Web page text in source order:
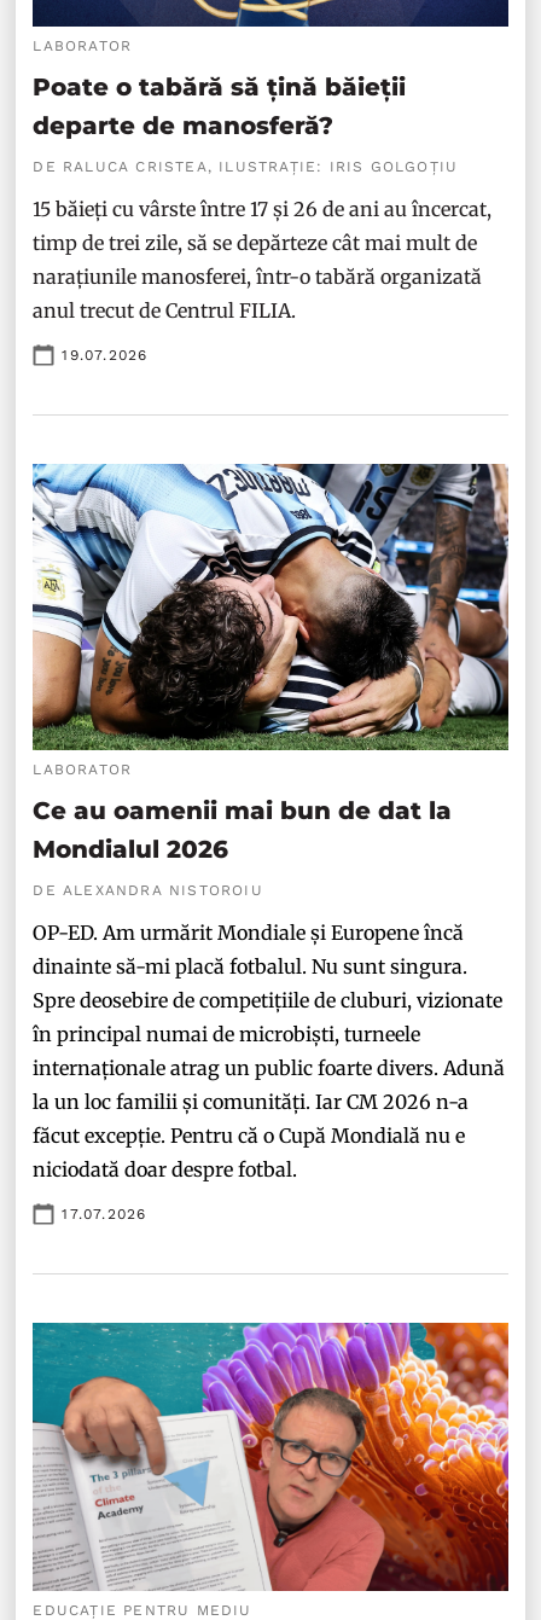
LABORATOR
Poate o tabără să țină băieții
departe de manosferă?
DE RALUCA CRISTEA, ILUSTRAȚIE: IRIS GOLGOȚIU
15 băieți cu vârste între 17 și 26 de ani au încercat,
timp de trei zile, să se depărteze cât mai mult de
narațiunile manosferei, într-o tabără organizată
anul trecut de Centrul FILIA.
19.07.2026
LABORATOR
Ce au oamenii mai bun de dat la
Mondialul 2026
DE ALEXANDRA NISTOROIU
OP-ED. Am urmărit Mondiale și Europene încă
dinainte să-mi placă fotbalul. Nu sunt singura.
Spre deosebire de competițiile de cluburi, vizionate
în principal numai de microbiști, turneele
internaționale atrag un public foarte divers. Adună
la un loc familii și comunități. Iar CM 2026 n-a
făcut excepție. Pentru că o Cupă Mondială nu e
niciodată doar despre fotbal.
17.07.2026
EDUCAȚIE PENTRU MEDIU